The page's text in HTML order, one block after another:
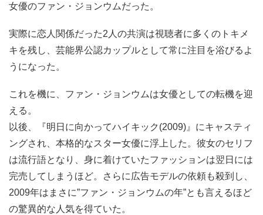
女優のファン・ジョンウムだった。
実際に恋人関係だった2人の共演は視聴者に多くのトキメ
キを残し、芸能界公認カップルとして常に注目を浴びるよ
うになった。
これを機に、ファン・ジョンウムは女優としての転機を迎
える。
以後、『明日に向かってハイキック(2009)』にキャスティ
ングされ、本格的なスター女優に浮上した。彼女のセリフ
は流行語となり、身に着けていたファッションは翌日には
完売してしまうほど。さらに広告モデルの依頼も殺到し、
2009年はまさに”ファン・ジョンウムの年”とも言えるほど
の驚異的な人気を得ていた。